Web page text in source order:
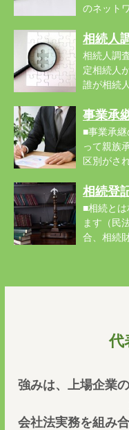
のネット
相続人
相続人調
定相続人
誰が相続
事業承
■事業承継
って親族
区別がさ
相続登
■相続と
ます（民
合、相続
代
強みは、上場企業
会社法実務を組み